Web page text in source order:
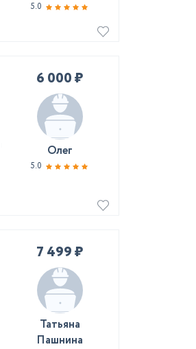
5.0
6 000 ₽
Олег
5.0
7 499 ₽
Татьяна
Пашнина